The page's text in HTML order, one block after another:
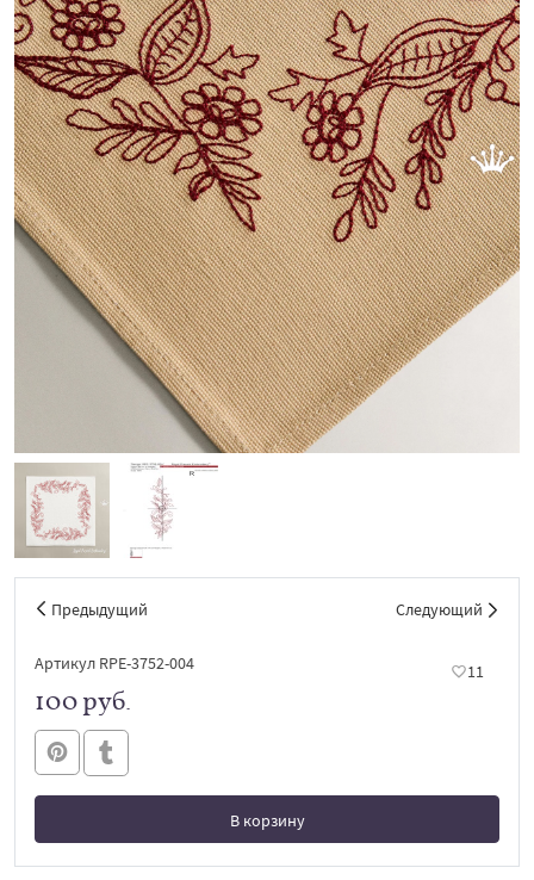
Предыдущий Следующий
Артикул RPE-3752-004 11
100 руб.
В корзину
В корзине